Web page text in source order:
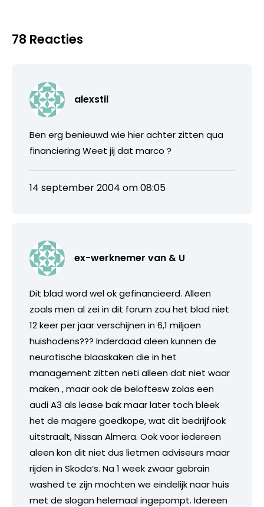
78 Reacties
alexstil
Ben erg benieuwd wie hier achter zitten qua
financiering Weet jij dat marco ?
14 september 2004 om 08:05
ex-werknemer van & U
Dit blad word wel ok gefinancieerd. Alleen
zoals men al zei in dit forum zou het blad niet
12 keer per jaar verschijnen in 6,1 miljoen
huishodens??? Inderdaad aleen kunnen de
neurotische blaaskaken die in het
management zitten neti alleen dat niet waar
maken , maar ook de beloftesw zolas een
audi A3 als lease bak maar later toch bleek
het de magere goedkope, wat dit bedrijfook
uitstraalt, Nissan Almera. Ook voor iedereen
aleen kon dit niet dus lietmen adviseurs maar
rijden in Skoda’s. Na 1 week zwaar gebrain
washed te zijn mochten we eindelijk naar huis
met de slogan helemaal ingepompt. Idereen